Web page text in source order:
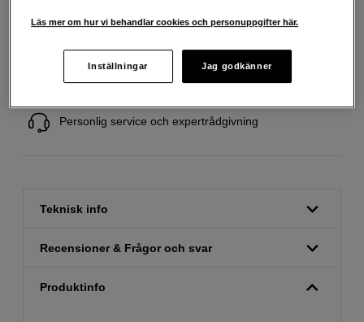
Personlig service och expertrådgivning
Teknisk info
Recensioner & Frågor och svar
Produktinfo
Läs mer om hur vi behandlar cookies och personuppgifter här.
Inställningar Jag godkänner